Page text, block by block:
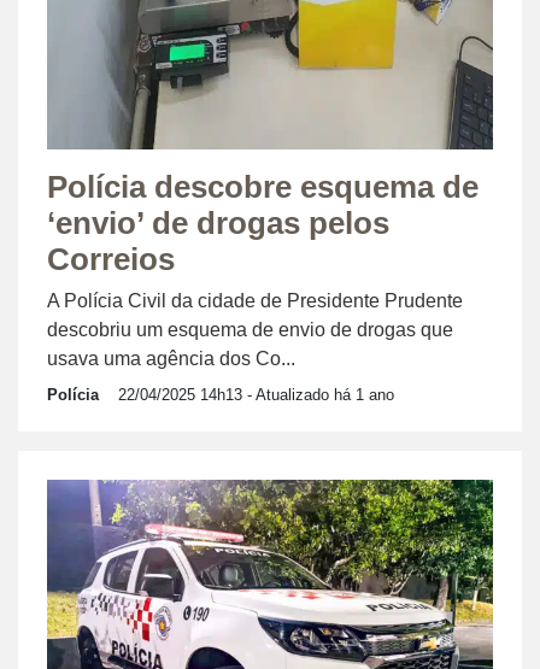
Polícia descobre esquema de
‘envio’ de drogas pelos
Correios
A Polícia Civil da cidade de Presidente Prudente
descobriu um esquema de envio de drogas que
usava uma agência dos Co...
Polícia 22/04/2025 14h13 - Atualizado há 1 ano